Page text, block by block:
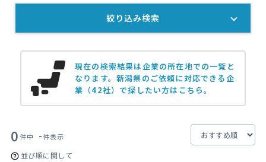
現在の検索結果は企業の所在地での一覧と
なります。新潟県のご依頼に対応できる企
業（42社）で探したい方はこちら。
0件中 -件表示
並び順に関して
絞り込み検索